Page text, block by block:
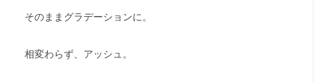
そのままグラデーションに。
相変わらず、アッシュ。